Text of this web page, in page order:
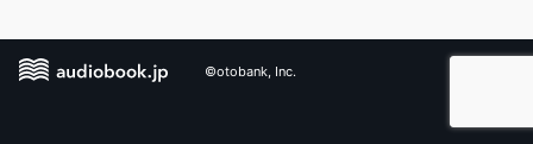
©otobank, Inc.